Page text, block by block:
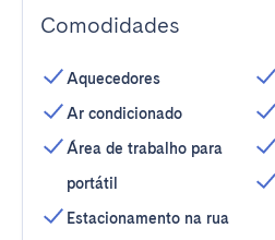
Comodidades
Aquecedores
Ar condicionado
Área de trabalho para
portátil
Estacionamento na rua